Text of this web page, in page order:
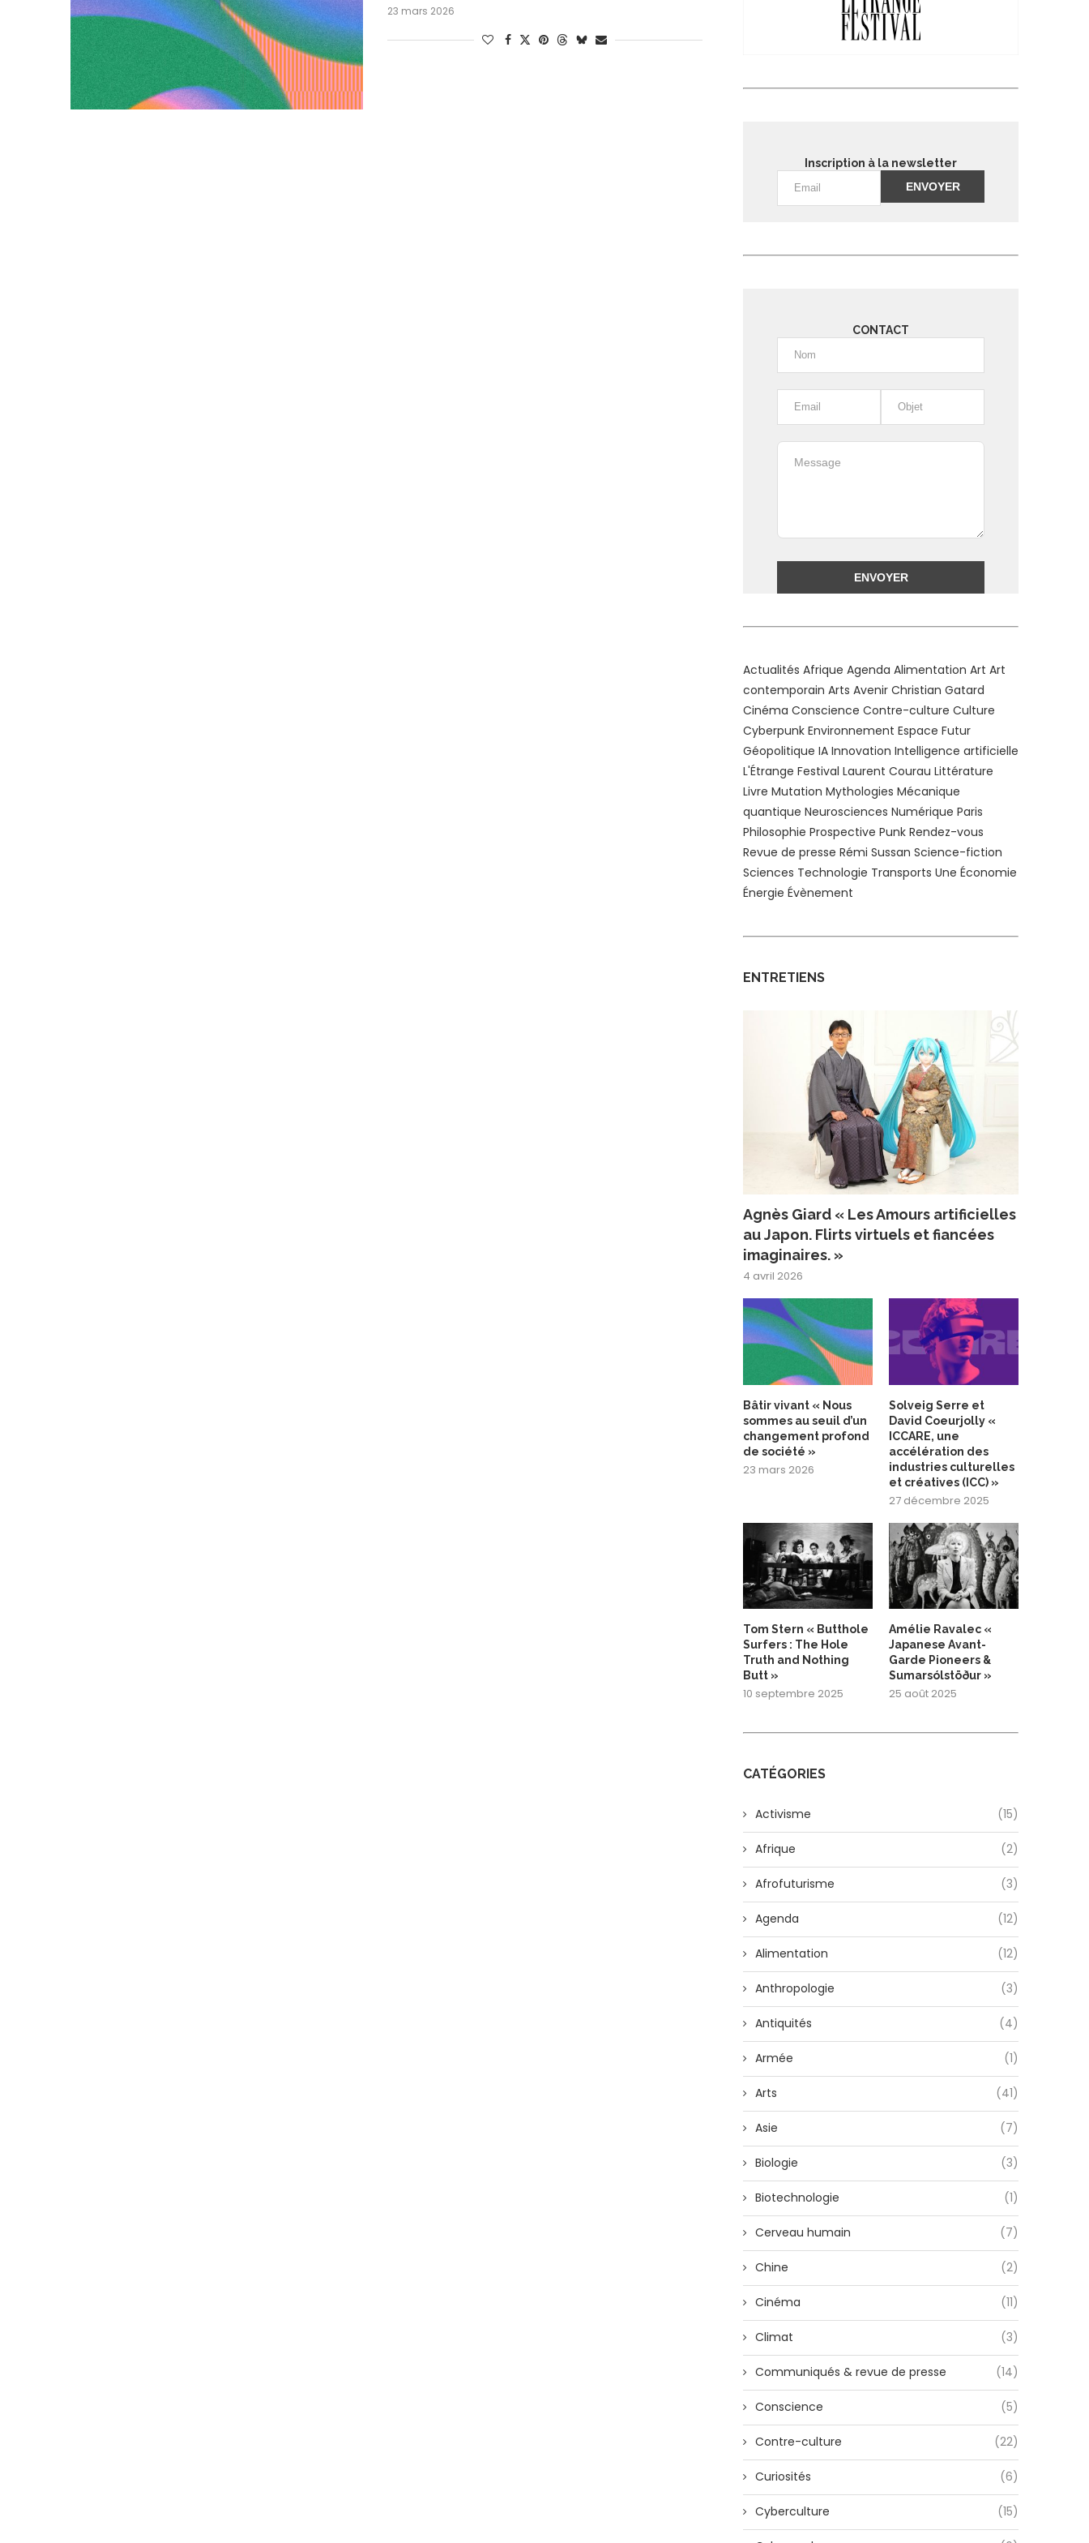
23 mars 2026
Inscription à la newsletter
CONTACT
Actualités Afrique Agenda Alimentation Art Art
contemporain Arts Avenir Christian Gatard
Cinéma Conscience Contre-culture Culture
Cyberpunk Environnement Espace Futur
Géopolitique IA Innovation Intelligence artificielle
L'Étrange Festival Laurent Courau Littérature
Livre Mutation Mythologies Mécanique
quantique Neurosciences Numérique Paris
Philosophie Prospective Punk Rendez-vous
Revue de presse Rémi Sussan Science-fiction
Sciences Technologie Transports Une Économie
Énergie Évènement
ENTRETIENS
Agnès Giard « Les Amours artificielles
au Japon. Flirts virtuels et fiancées
imaginaires. »
4 avril 2026
Bâtir vivant « Nous
sommes au seuil d’un
changement profond
de société »
23 mars 2026
Solveig Serre et
David Coeurjolly «
ICCARE, une
accélération des
industries culturelles
et créatives (ICC) »
27 décembre 2025
Tom Stern « Butthole
Surfers : The Hole
Truth and Nothing
Butt »
10 septembre 2025
Amélie Ravalec «
Japanese Avant-
Garde Pioneers &
Sumarsólstöður »
25 août 2025
CATÉGORIES
Activisme (15)
Afrique (2)
Afrofuturisme (3)
Agenda (12)
Alimentation (12)
Anthropologie (3)
Antiquités (4)
Armée (1)
Arts (41)
Asie (7)
Biologie (3)
Biotechnologie (1)
Cerveau humain (7)
Chine (2)
Cinéma (11)
Climat (3)
Communiqués & revue de presse (14)
Conscience (5)
Contre-culture (22)
Curiosités (6)
Cyberculture (15)